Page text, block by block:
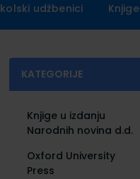
udžbenici Knjige
KATEGORIJE
Knjige u izdanju
Narodnih novina d.d.
Oxford University
Press